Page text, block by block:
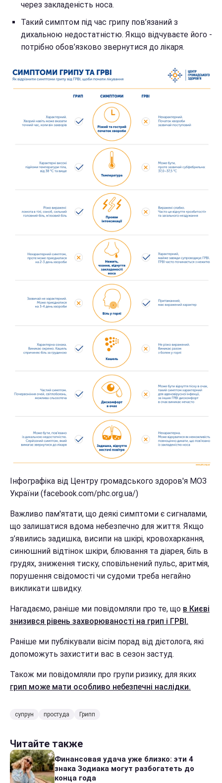
через закладеність носа.
Такий симптом під час грипу пов’язаний з
дихальною недостатністю. Якщо відчуваєте його -
потрібно обов’язково звернутися до лікаря.
Інфографіка від Центру громадського здоров'я МОЗ
України (facebook.com/phc.org.ua/)
Важливо пам'ятати, що деякі симптоми є сигналами,
що залишатися вдома небезпечно для життя. Якщо
з’явились задишка, висипи на шкірі, кровохаркання,
синюшний відтінок шкіри, блювання та діарея, біль в
грудях, зниження тиску, сповільнений пульс, аритмія,
порушення свідомості чи судоми треба негайно
викликати швидку.
Нагадаємо, раніше ми повідомляли про те, що в Києві
знизився рівень захворюваності на грип і ГРВІ.
Раніше ми публікували вісім порад від дієтолога, які
допоможуть захистити вас в сезон застуд.
Також ми повідомляли про групи ризику, для яких
грип може мати особливо небезпечні наслідки.
супрун простуда Грипп
Читайте также
Финансовая удача уже близко: эти 4
знака Зодиака могут разбогатеть до
конца года